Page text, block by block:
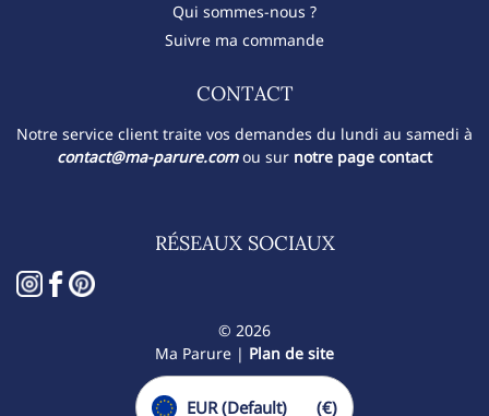
Qui sommes-nous ?
Suivre ma commande
CONTACT​
Notre service client traite vos demandes du lundi au samedi à
contact@ma-parure.comou sur notre page contact
RÉSEAUX SOCIAUX
© 2026
Ma Parure | Plan de site
(€)
EUR (Default)